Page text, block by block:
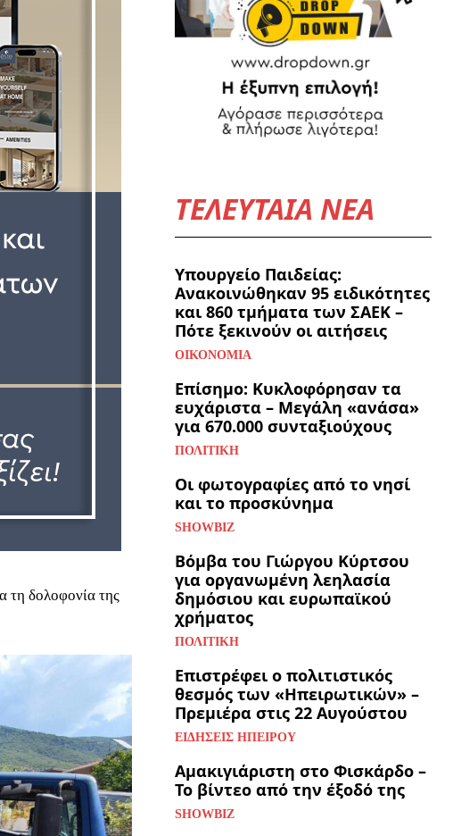
τη δολοφονία της
ΤΕΛΕΥΤΑΙΑ ΝΕΑ
Υπουργείο Παιδείας:
Ανακοινώθηκαν 95 ειδικότητες
και 860 τμήματα των ΣΑΕΚ –
Πότε ξεκινούν οι αιτήσεις
ΟΙΚΟΝΟΜΊΑ
Επίσημο: Κυκλοφόρησαν τα
ευχάριστα – Μεγάλη «ανάσα»
για 670.000 συνταξιούχους
ΠΟΛΙΤΙΚΉ
Οι φωτογραφίες από το νησί
και το προσκύνημα
SHOWBIZ
Βόμβα του Γιώργου Κύρτσου
για οργανωμένη λεηλασία
δημόσιου και ευρωπαϊκού
χρήματος
ΠΟΛΙΤΙΚΉ
Επιστρέφει ο πολιτιστικός
θεσμός των «Ηπειρωτικών» –
Πρεμιέρα στις 22 Αυγούστου
ΕΙΔΉΣΕΙΣ ΗΠΕΊΡΟΥ
Αμακιγιάριστη στο Φισκάρδο –
Το βίντεο από την έξοδό της
SHOWBIZ